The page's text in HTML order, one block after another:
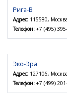
Рига-В
Адрес: 115580,
Телефон: +7 (495)
Эко-Эра
Адрес: 127106,
Телефон: +7 (499)